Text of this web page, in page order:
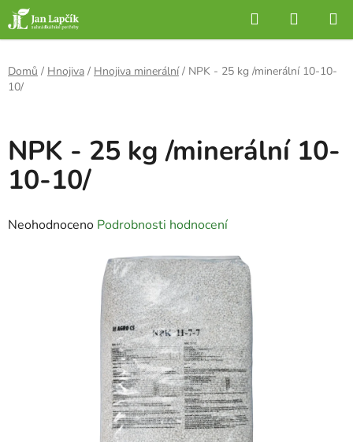
Přejít
na
obsah
Hledat
KOŠÍK
Domů / Hnojiva / Hnojiva minerální / NPK - 25 kg /minerální 10-10-
10/
NPK - 25 kg /minerální 10-
10-10/
Průměrné
Neohodnoceno Podrobnosti hodnocení